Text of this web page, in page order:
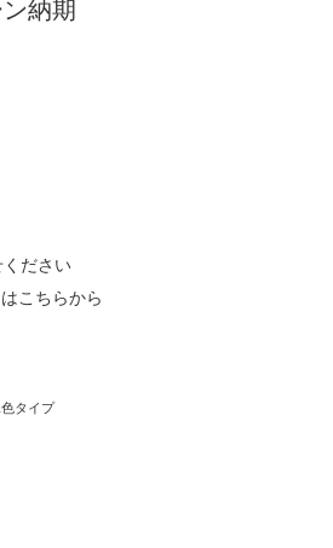
こちらから
タイプ